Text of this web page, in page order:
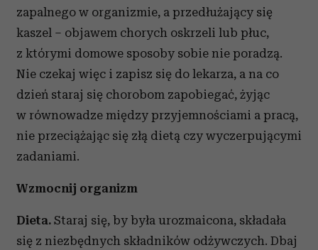
zapalnego w organizmie, a przedłużający się
kaszel – objawem chorych oskrzeli lub płuc,
z którymi domowe sposoby sobie nie poradzą.
Nie czekaj więc i zapisz się do lekarza, a na co
dzień staraj się chorobom zapobiegać, żyjąc
w równowadze między przyjemnościami a pracą,
nie przeciążając się złą dietą czy wyczerpującymi
zadaniami.
Wzmocnij organizm
Dieta. Staraj się, by była urozmaicona, składała
się z niezbędnych składników odżywczych. Dbaj